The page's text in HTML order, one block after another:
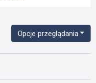
Opcje przeglądania